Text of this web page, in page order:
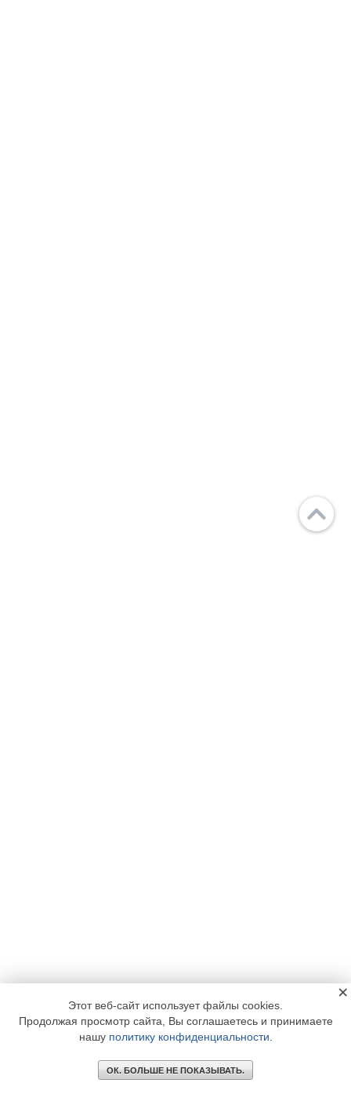
Этот веб-сайт использует файлы cookies.
Продолжая просмотр сайта, Вы соглашаетесь и принимаете
нашу политику конфиденциальности
ОК. БОЛЬШЕ НЕ ПОКАЗЫВАТЬ.
×